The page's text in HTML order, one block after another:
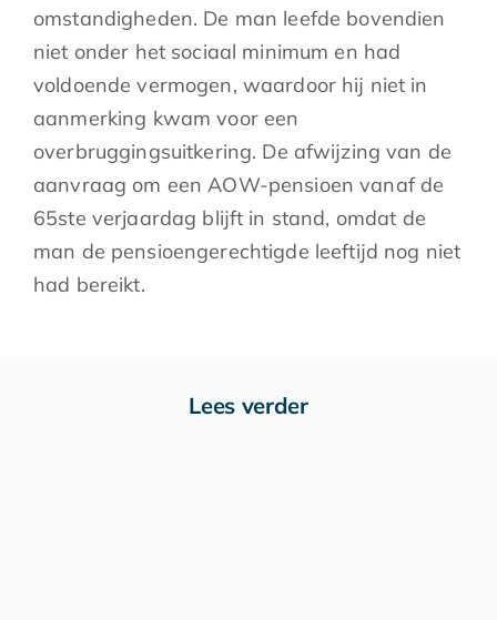
omstandigheden. De man leefde bovendien
niet onder het sociaal minimum en had
voldoende vermogen, waardoor hij niet in
aanmerking kwam voor een
overbruggingsuitkering. De afwijzing van de
aanvraag om een AOW-pensioen vanaf de
65ste verjaardag blijft in stand, omdat de
man de pensioengerechtigde leeftijd nog niet
had bereikt.
Lees verder